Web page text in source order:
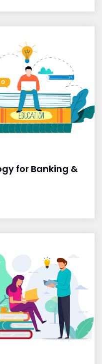
for Banking &